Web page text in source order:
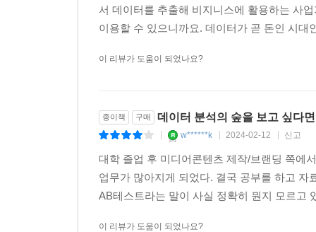
서 데이터를 추출해 비지니스에 활용하는 사
이용할 수 있으니까요. 데이터가 곧 돈인 시
이 리뷰가 도움이 되었나요?
종이책 구매 데이터 분석의 숲을 보고 싶다면
w******k 2024-02-12 신고
대학 졸업 후 미디어콘텐츠 제작/브랜딩 쪽에
업무가 많아지게 되었다. 결국 공부를 하고
AB테스트라는 말이 사실 정확히 뭔지 모르고
이 리뷰가 도움이 되었나요?